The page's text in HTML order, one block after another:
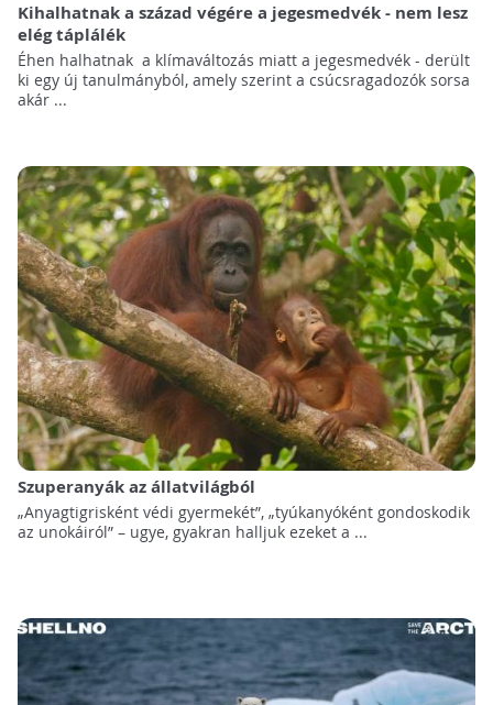
Kihalhatnak a század végére a jegesmedvék - nem lesz
elég táplálék
Éhen halhatnak a klímaváltozás miatt a jegesmedvék - derült
ki egy új tanulmányból, amely szerint a csúcsragadozók sorsa
akár ...
Szuperanyák az állatvilágból
„Anyagtigrisként védi gyermekét”, „tyúkanyóként gondoskodik
az unokáiról” – ugye, gyakran halljuk ezeket a ...